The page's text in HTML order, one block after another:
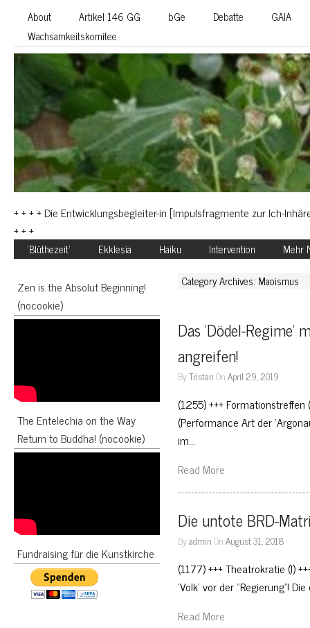
About Artikel 146 GG bGe Debatte
GAIA
Wachsamkeitskomitee
+ + + + Die Entwicklungsbegleiter-in [Impulsfragmente zur Ich-
+ + +
‘Blüthezeit’ Ekklesia Haiku Intervention Mehr
Zen is the Absolut Beginning!
(nocookie)
The Entelechia on the Way
Return to Buddha! (nocookie)
Fundraising für die Kunstkirche
Category Archives: Maoismus
Das 'Dödel-Regime'
angreifen!
ByTristanOnApril 29, 2019
(1255) +++ Formationstreffen
(Performance Art der
im…
Read More
Die untote BRD-
ByadminOnAugust 31, 2018
(1177) +++ Theatrokratie (I)
‘Volk’ vor der “Regierung”!
Read More